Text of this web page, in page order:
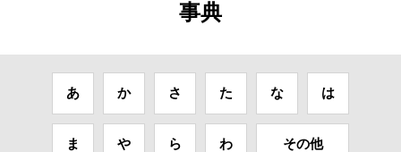
事典
あ か さ た な は
ま や ら わ その他